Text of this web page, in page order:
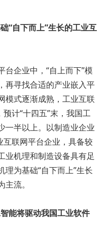
“自下而上”生长的工业互
台企业中，“自上而下”模
再寻找合适的产业嵌入平
模式逐渐成熟，工业互联
计“十四五”末，我国工
一半以上。以制造业企业
互联网平台企业，具备较
业机理和制造设备具有足
为基础“自下而上”生长
流。
能将驱动我国工业软件